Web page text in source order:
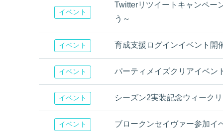
イベント
Twitterリツイートキャンペー
う～
イベント 育成支援ログインイベント開
イベント パーティメイズクリアイベン
イベント シーズン2実装記念ウィーク
イベント ブロークンセイヴァー参加イ